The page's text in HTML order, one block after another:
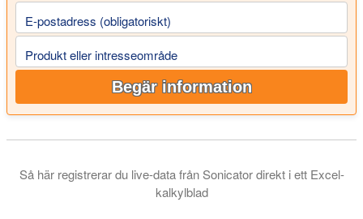
E-postadress (obligatoriskt)
Produkt eller intresseområde
Begär information
Så här registrerar du live-data från Sonicator direkt i ett Excel-
kalkylblad